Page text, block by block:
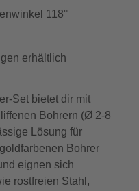
118°
erhältlich
Set bietet dir mit
Bohrern (Ø 2-8
Lösung für
Bohrer
eignen sich
rostfreien Stahl,